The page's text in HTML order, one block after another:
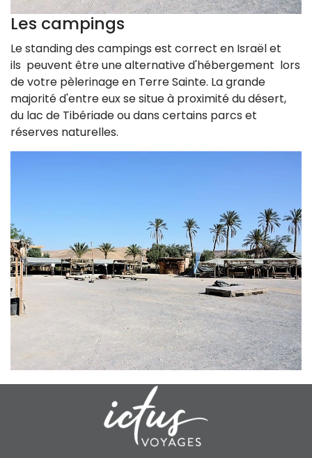
Les campings
Le standing des campings est correct en Israël et
ils peuvent être une alternative d'hébergement lors
de votre pèlerinage en Terre Sainte. La grande
majorité d'entre eux se situe à proximité du désert,
du lac de Tibériade ou dans certains parcs et
réserves naturelles.